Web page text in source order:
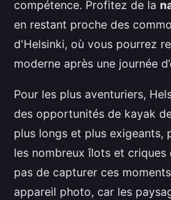
compétence. Profitez de la
en restant proche des
d'Helsinki, où vous pourrez
moderne après une journée
Pour les plus aventuriers,
des opportunités de kayak
plus longs et plus exigeants,
les nombreux îlots et
pas de capturer ces
appareil photo, car les